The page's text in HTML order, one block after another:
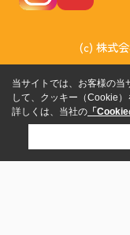
(c) 株式
当サイトでは、お客様の当
して、クッキー（Cookie）
詳しくは、当社の 「